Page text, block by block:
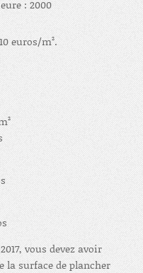
: 2000
euros/m².
vous devez avoir
la surface de plancher